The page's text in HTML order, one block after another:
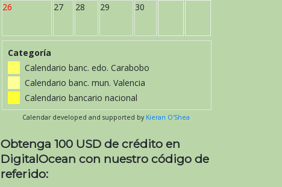
26 27 28 29 30
Categoría
Calendario banc. edo. Carabobo
Calendario banc. mun. Valencia
Calendario bancario nacional
Calendar developed and supported by Kieran O'Shea
Obtenga 100 USD de crédito en
DigitalOcean con nuestro código de
referido: